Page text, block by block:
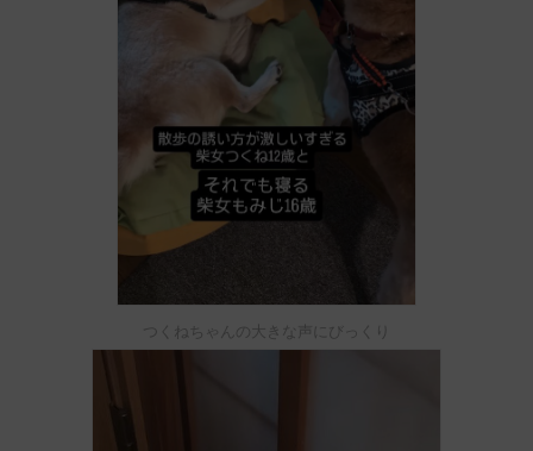
つくねちゃんの大きな声にびっくり